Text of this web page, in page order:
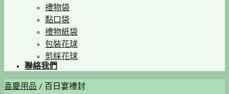
禮物袋
黏口袋
禮物紙袋
包裝花球
剪綵花球
聯絡我們
喜慶用品 / 百日宴禮封